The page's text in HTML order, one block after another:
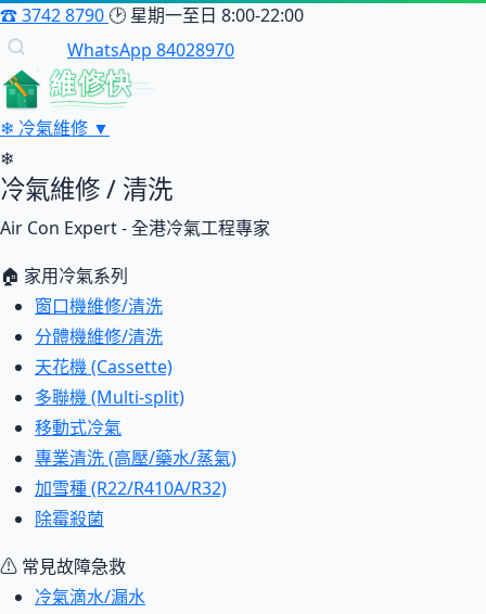
☎3742 8790 🕑 星期一至日 8:00-22:00
WhatsApp 84028970
維修快
❄ 冷氣維修 ▼
❄
冷氣維修 / 清洗
Air Con Expert - 全港冷氣工程專家
🏠 家用冷氣系列
窗口機維修/清洗
分體機維修/清洗
天花機 (Cassette)
多聯機 (Multi-split)
移動式冷氣
專業清洗 (高壓/藥水/蒸氣)
加雪種 (R22/R410A/R32)
除霉殺菌
⚠ 常見故障急救
冷氣滴水/漏水